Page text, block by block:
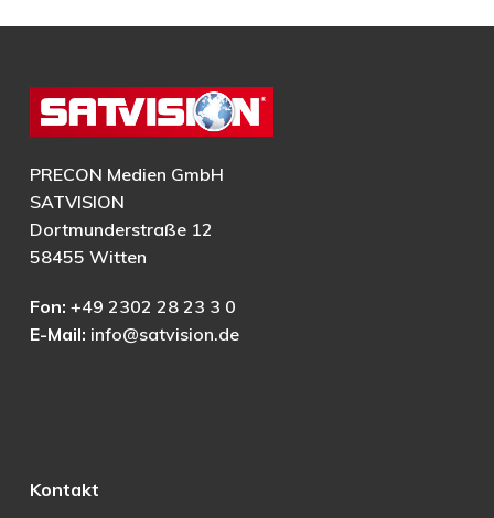
PRECON Medien GmbH
SATVISION
Dortmunderstraße 12
58455 Witten
Fon: +49 2302 28 23 3 0
E-Mail: info@satvision.de
Kontakt